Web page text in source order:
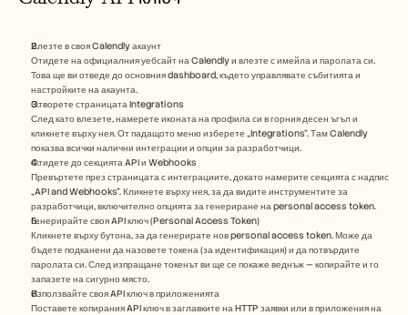
Влезте в своя Calendly акаунт
Отидете на официалния уебсайт на Calendly и влезте с имейла и паролата си.
Това ще ви отведе до основния dashboard, където управлявате събитията и
настройките на акаунта.
Отворете страницата Integrations
След като влезете, намерете иконата на профила си в горния десен ъгъл и
кликнете върху нея. От падащото меню изберете „Integrations“. Там Calendly
показва всички налични интеграции и опции за разработчици.
Отидете до секцията API и Webhooks
Превъртете през страницата с интеграциите, докато намерите секцията с надпис
„API and Webhooks“. Кликнете върху нея, за да видите инструментите за
разработчици, включително опцията за генериране на personal access token.
Генерирайте своя API ключ (Personal Access Token)
Кликнете върху бутона, за да генерирате нов personal access token. Може да
бъдете подканени да назовете токена (за идентификация) и да потвърдите
паролата си. След изпращане токенът ви ще се покаже веднъж — копирайте и го
запазете на сигурно място.
Използвайте своя API ключ в приложенията
Поставете копирания API ключ в заглавките на HTTP заявки или в приложения на